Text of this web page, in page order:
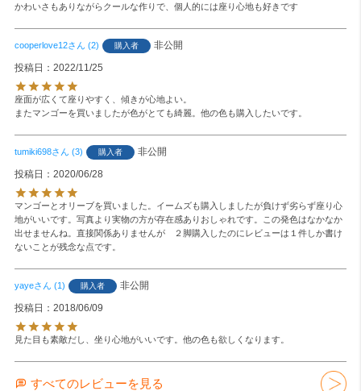
かわいさもありながらクールな作りで、個人的には座り心地も好きです
cooperlove12 2 購入者
非公開
投稿日
2022/11/25
座面が広くて座りやすく、傾きが心地よい。
またマンゴーを買いましたが色がとても綺麗。他の色も購入したいです。
tumiki698 3 購入者
非公開
投稿日
2020/06/28
マンゴーとオリーブを買いました。イームズも購入しましたが負けず劣らず座り心
地がいいです。写真より実物の方が存在感ありおしゃれです。この発色はなかなか
出せませんね。直接関係ありませんが　２脚購入したのにレビューは１件しか書け
ないことが残念な点です。
yaye 1 購入者
非公開
投稿日
2018/06/09
見た目も素敵だし、坐り心地がいいです。他の色も欲しくなります。
すべてのレビューを見る